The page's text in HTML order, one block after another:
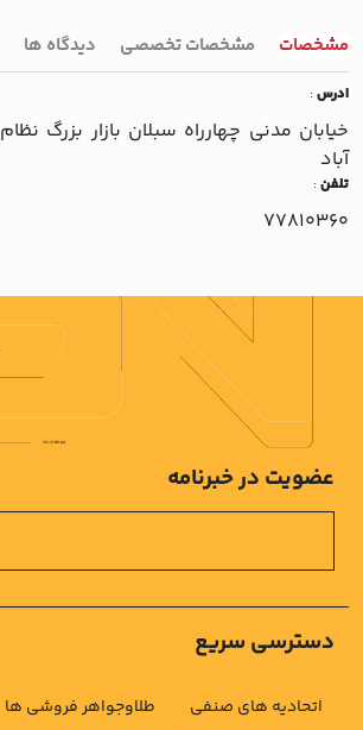
مشخصات مشخصات تخصصی دیدگاه ها
ادرس:
خيابان مدني چهارراه سبلان بازار بزرگ نظام
آباد
تلفن:
77810360
دسترسی سریع
اتحادیه های صنفی
طلاوجواهر فروشی ها
عضویت در خبرنامه